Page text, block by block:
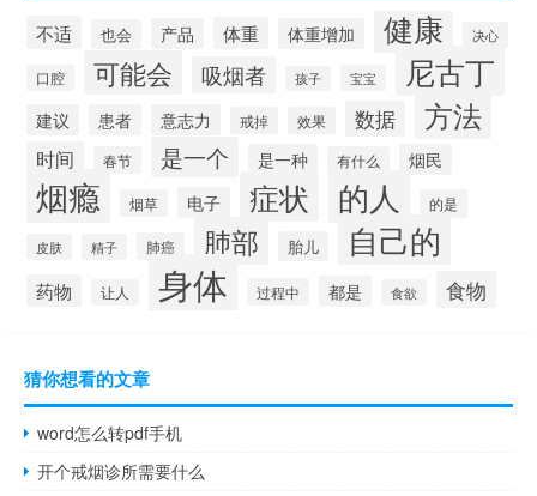
不适 也会 产品 体重 体重增加 健康 决心
口腔 可能会 吸烟者 孩子 宝宝 尼古丁
建议 患者 意志力 戒掉 效果 数据 方法
时间 春节 是一个 是一种 有什么 烟民
烟瘾 烟草 电子 症状 的人 的是
皮肤 精子 肺癌 肺部 胎儿 自己的
药物 让人 身体 过程中 都是 食欲 食物
猜你想看的文章
word怎么转pdf手机
开个戒烟诊所需要什么